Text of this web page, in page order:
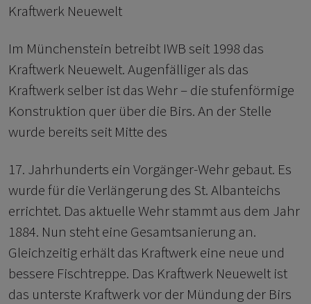
Kraftwerk Neuewelt
Im Münchenstein betreibt IWB seit 1998 das
Kraftwerk Neuewelt. Augenfälliger als das
Kraftwerk selber ist das Wehr – die stufenförmige
Konstruktion quer über die Birs. An der Stelle
wurde bereits seit Mitte des
17. Jahrhunderts ein Vorgänger-Wehr gebaut. Es
wurde für die Verlängerung des St. Albanteichs
errichtet. Das aktuelle Wehr stammt aus dem Jahr
1884. Nun steht eine Gesamtsanierung an.
Gleichzeitig erhält das Kraftwerk eine neue und
bessere Fischtreppe. Das Kraftwerk Neuewelt ist
das unterste Kraftwerk vor der Mündung der Birs